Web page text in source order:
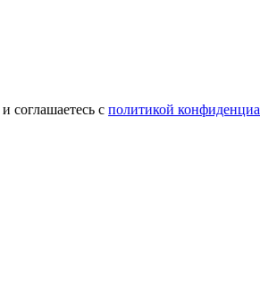
и соглашаетесь с политикой